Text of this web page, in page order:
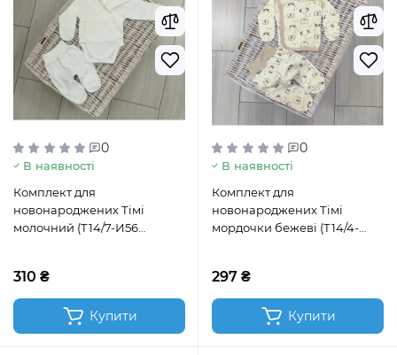
0
В наявності
Комплект для
новонароджених Тімі
молочний (Т14/7-И56
310 ₴
Купити
0
В наявності
Комплект для
новонароджених Тімі
мордочки бежеві (Т14/4-
297 ₴
Купити